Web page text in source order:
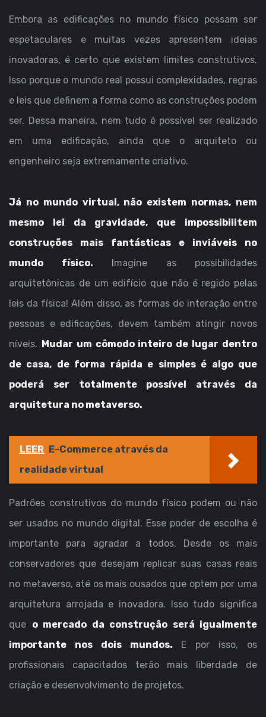
Embora as edificações no mundo físico possam ser
espetaculares e muitas vezes apresentem ideias
inovadoras, é certo que existem limites construtivos.
Isso porque o mundo real possui complexidades, regras
e leis que definem a forma como as construções podem
ser. Dessa maneira, nem tudo é possível ser realizado
em uma edificação, ainda que o arquiteto ou
engenheiro seja extremamente criativo.
Já no mundo virtual, não existem normas, nem
mesmo lei da gravidade, que impossibilitem
construções mais fantásticas e inviáveis no
mundo físico. Imagine as possibilidades
arquitetônicas de um edifício que não é regido pelas
leis da física! Além disso, as formas de interação entre
pessoas e edificações, devem também atingir novos
níveis. Mudar um cômodo inteiro de lugar dentro
de casa, de forma rápida e simples é algo que
poderá ser totalmente possível através da
arquitetura no metaverso.
LEER E-Commerce através da
realidade virtual
Padrões construtivos do mundo físico podem ou não
ser usados no mundo digital. Esse poder de escolha é
importante para agradar a todos. Desde os mais
conservadores que desejam replicar suas casas reais
no metaverso, até os mais ousados que optem por uma
arquitetura arrojada e inovadora. Isso tudo significa
que o mercado da construção será igualmente
importante nos dois mundos. E por isso, os
profissionais capacitados terão mais liberdade de
criação e desenvolvimento de projetos.